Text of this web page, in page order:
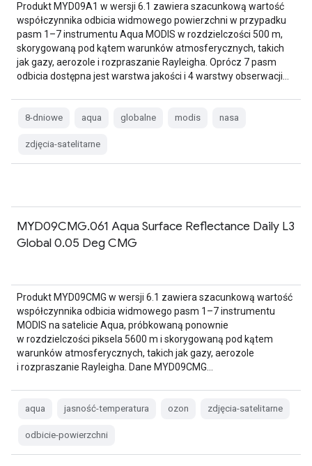
Produkt MYD09A1 w wersji 6.1 zawiera szacunkową wartość
współczynnika odbicia widmowego powierzchni w przypadku
pasm 1–7 instrumentu Aqua MODIS w rozdzielczości 500 m,
skorygowaną pod kątem warunków atmosferycznych, takich
jak gazy, aerozole i rozpraszanie Rayleigha. Oprócz 7 pasm
odbicia dostępna jest warstwa jakości i 4 warstwy obserwacji…
8-dniowe aqua globalne modis nasa
zdjęcia-satelitarne
MYD09CMG.061 Aqua Surface Reflectance Daily L3
Global 0.05 Deg CMG
Produkt MYD09CMG w wersji 6.1 zawiera szacunkową wartość
współczynnika odbicia widmowego pasm 1–7 instrumentu
MODIS na satelicie Aqua, próbkowaną ponownie
w rozdzielczości piksela 5600 m i skorygowaną pod kątem
warunków atmosferycznych, takich jak gazy, aerozole
i rozpraszanie Rayleigha. Dane MYD09CMG…
aqua jasność-temperatura ozon zdjęcia-satelitarne
odbicie-powierzchni